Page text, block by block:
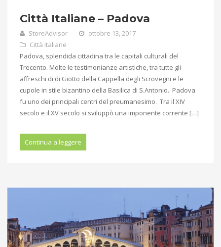
Città Italiane – Padova
StoreAdvisor
ottobre 13, 2017
Città Italiane
Padova, splendida cittadina tra le capitali culturali del
Trecento. Molte le testimonianze artistiche, tra tutte gli
affreschi di di Giotto della Cappella degli Scrovegni e le
cupole in stile bizantino della Basilica di S.Antonio. Padova
fu uno dei principali centri del preumanesimo. Tra il XIV
secolo e il XV secolo si sviluppò una imponente corrente […]
Continua a leggere